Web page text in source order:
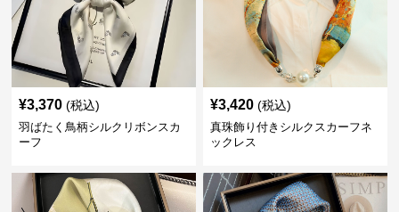
¥3,370 (税込)
羽ばたく鳥柄シルクリボンスカ
ーフ
¥3,420 (税込)
真珠飾り付きシルクスカーフネ
ックレス